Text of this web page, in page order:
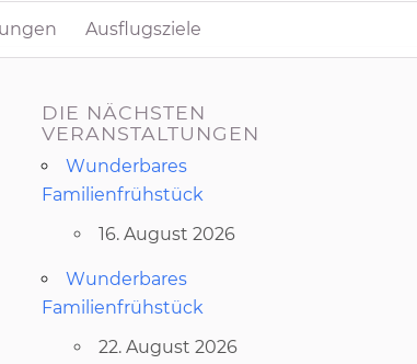
Ausflugsziele
DIE NÄCHSTEN
VERANSTALTUNGEN
Wunderbares
Familienfrühstück
16. August 2026
Wunderbares
Familienfrühstück
22. August 2026